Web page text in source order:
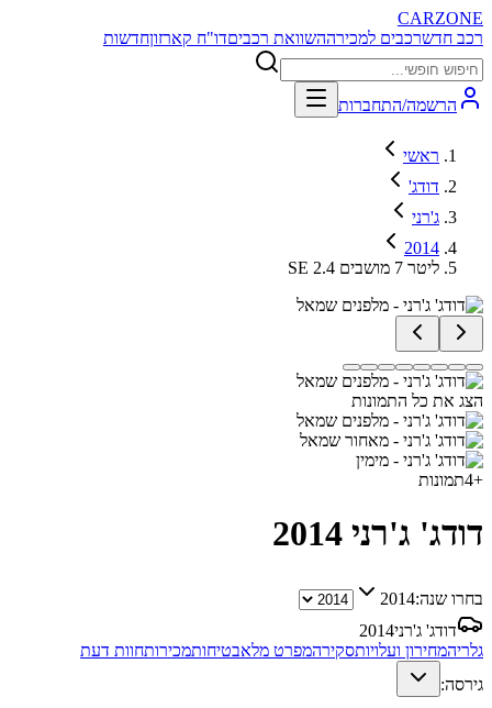
CARZONE
רכב חדשרכבים למכירההשוואת רכביםדו"ח קארזוןחדשות
הרשמה/התחברות
ראשי
דודג'
ג'רני
2014
SE 2.4 ליטר 7 מושבים
הצג את כל התמונות
+
4תמונות
דודג' ג'רני 2014
בחרו שנה:2014
דודג' ג'רני2014
גלריהמחירון ועלויותסקירהמפרט מלאבטיחותמכירותחוות דעת
גירסה: